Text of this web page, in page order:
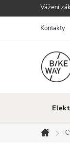
na
Vážení
Kontakty
Domů